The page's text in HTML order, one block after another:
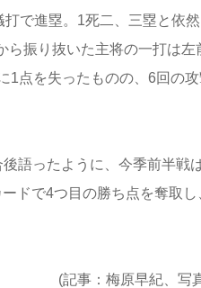
で進塁。1死二、三塁と依
振り抜いた主将の一打は
点を失ったものの、6回の
語ったように、今季前半戦
ドで4つ目の勝ち点を奪取
(記事：梅原早紀、写